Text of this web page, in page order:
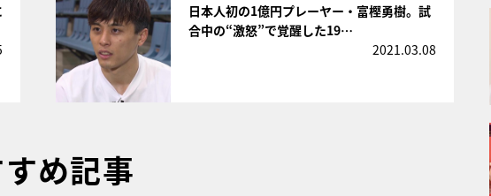
日本人初の1億円プレーヤー・富樫勇樹。試
合中の“激怒”で覚醒した19…
2021.03.08
め記事